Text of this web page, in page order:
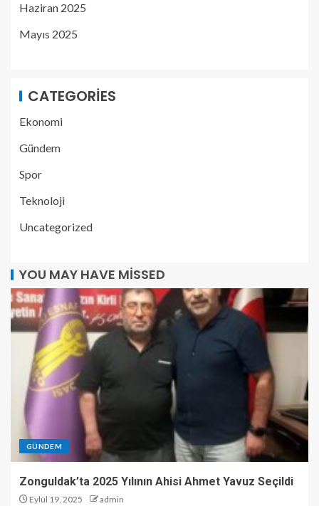
Haziran 2025
Mayıs 2025
CATEGORIES
Ekonomi
Gündem
Spor
Teknoloji
Uncategorized
YOU MAY HAVE MISSED
GÜNDEM
Zonguldak’ta 2025 Yılının Ahisi Ahmet Yavuz Seçildi
Eylül 19, 2025 admin